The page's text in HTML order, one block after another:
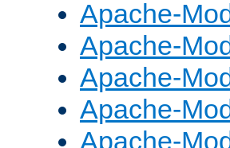
Apache-
Apache-
Apache-
Apache-
Apache-